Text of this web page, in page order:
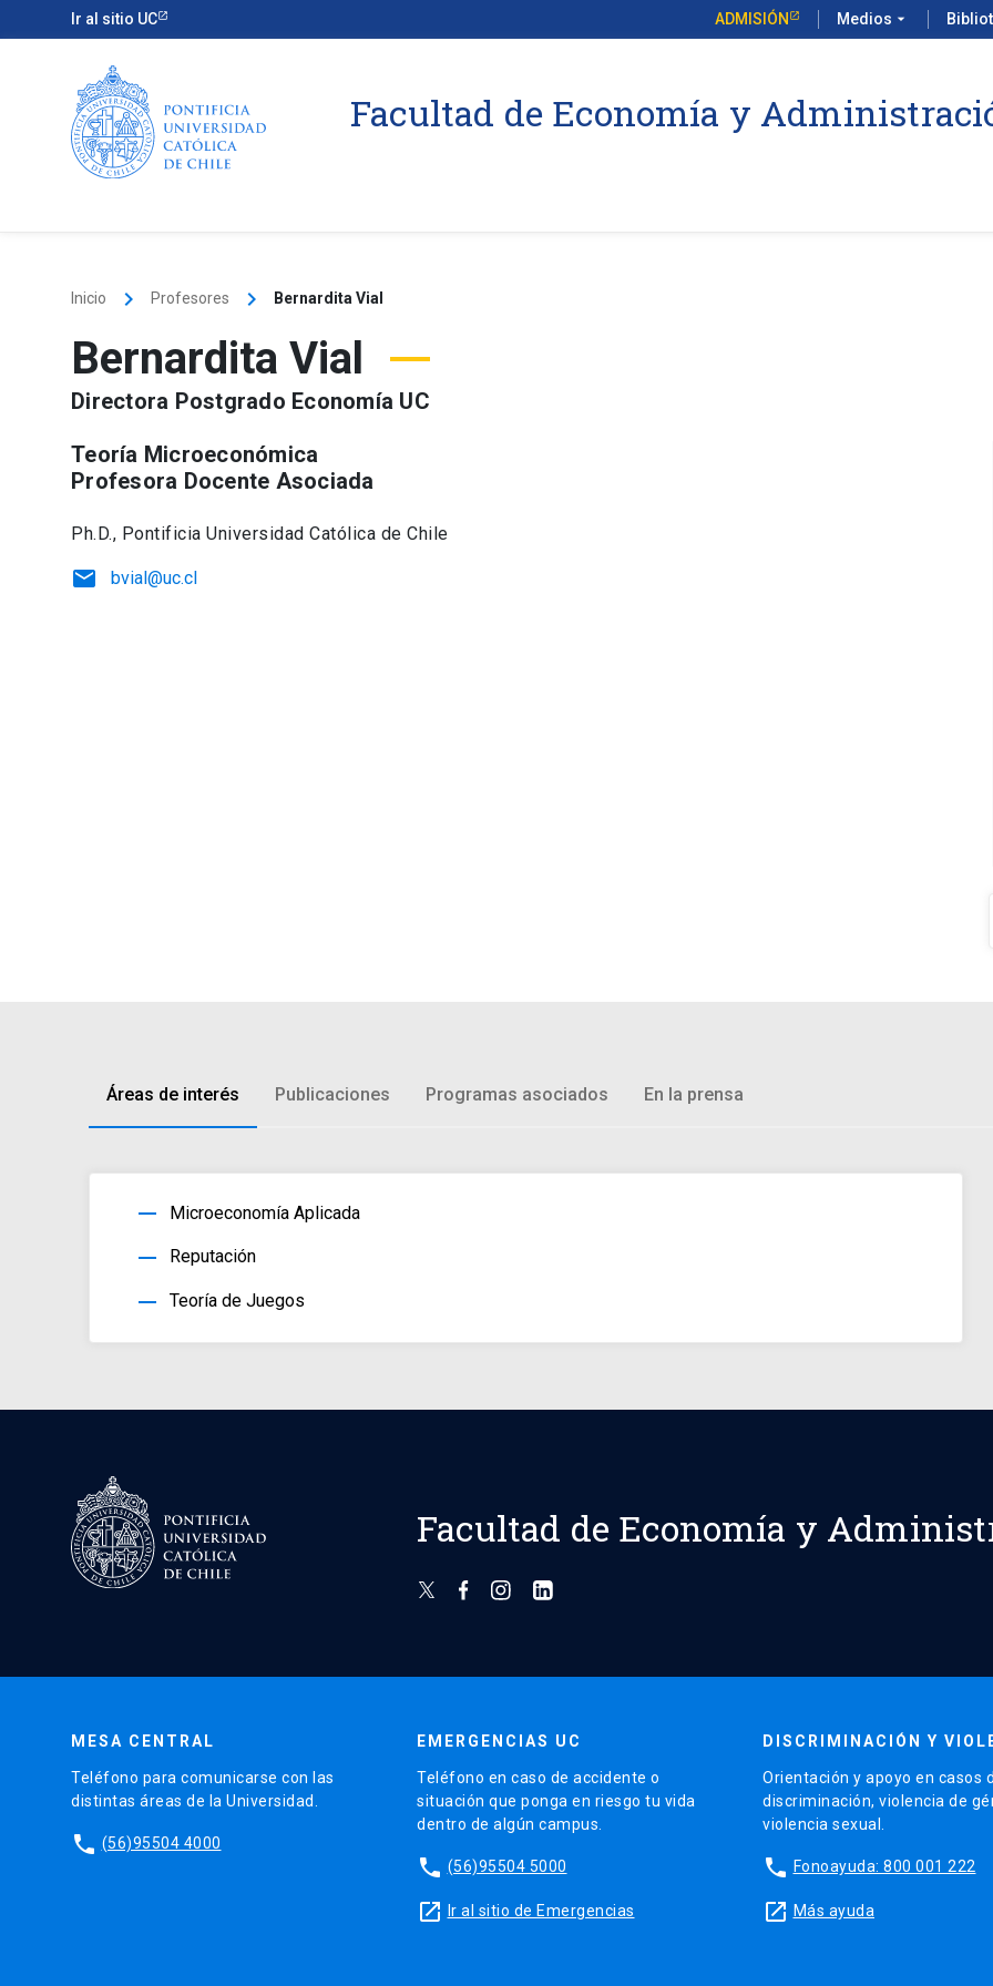
Ir al sitio UC ADMISIÓN Medios arrow_drop_down
Facultad de Economía y
Inicio keyboard_arrow_right Profesores keyboard_arrow_right Bernardita Vial
Bernardita Vial
Directora Postgrado Economía UC
Teoría Microeconómica
Profesora Docente Asociada
Ph.D., Pontificia Universidad Católica de Chile
email bvial@uc.cl
Áreas de interés Publicaciones Programas asociados En la prensa
horizontal_rule Microeconomía Aplicada
horizontal_rule Reputación
horizontal_rule Teoría de Juegos
Facultad de Economía y
MESA CENTRAL
Teléfono para comunicarse con las
distintas áreas de la Universidad.
phone (56)95504 4000
EMERGENCIAS UC
Teléfono en caso de accidente o
situación que ponga en riesgo tu vida
dentro de algún campus.
phone (56)95504 5000
launch Ir al sitio de Emergencias
DISCRIMINACIÓN Y
Orientación y apoyo en casos
discriminación, violencia de
violencia sexual.
phone Fonoayuda: 800 001 222
launch Más ayuda